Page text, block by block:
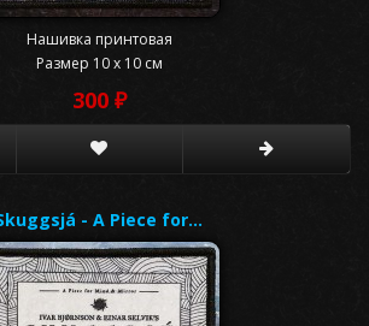
Нашивка принтовая
Размер 10 x 10 см
300 ₽
- A Piece for…